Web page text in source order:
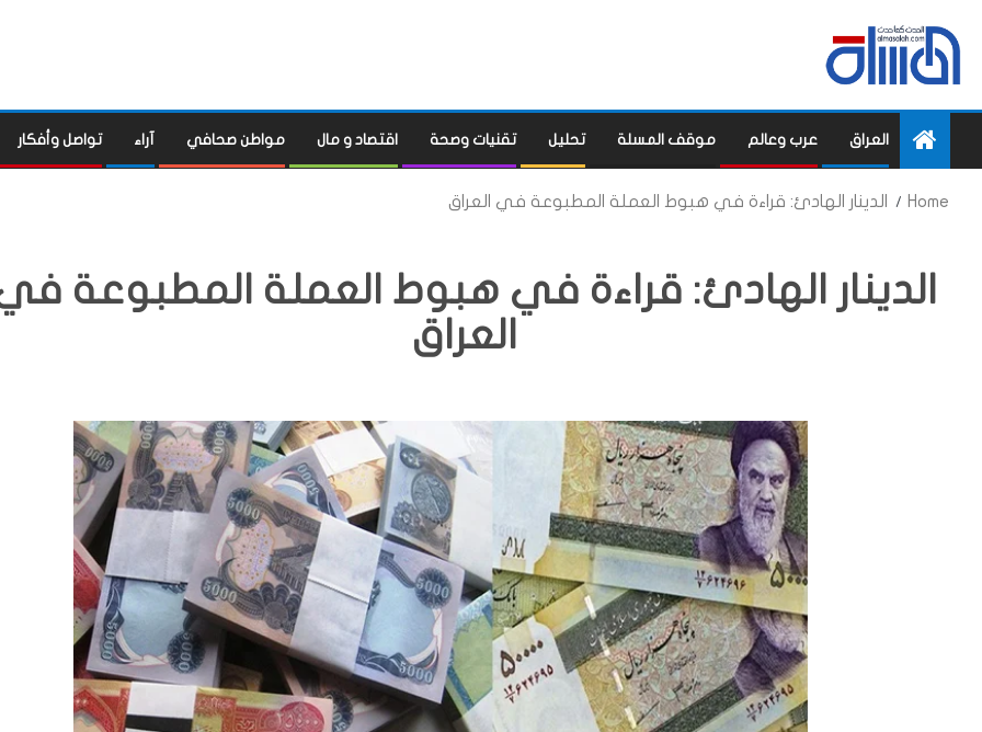
العراق عرب وعالم موقف المسلة تحليل تقنيات وصحة اقتصاد و مال مواطن صحافي آراء تواصل وأفكار
Home الدينار الهادئ: قراءة في هبوط العملة المطبوعة في العراق
الدينار الهادئ: قراءة في هبوط العملة المطبوعة
العراق